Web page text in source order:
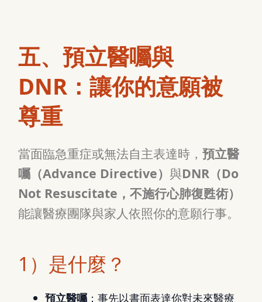
五、預立醫囑與
DNR：讓你的意願被
尊重
當面臨急重症或無法自主表達時， 預立醫
囑（Advance Directive） 與DNR（Do
Not Resuscitate，不施行心肺復甦術）
能讓醫療團隊與家人依照你的意願行事。
1）是什麼？
預立醫囑：事先以書面表達你對未來醫療